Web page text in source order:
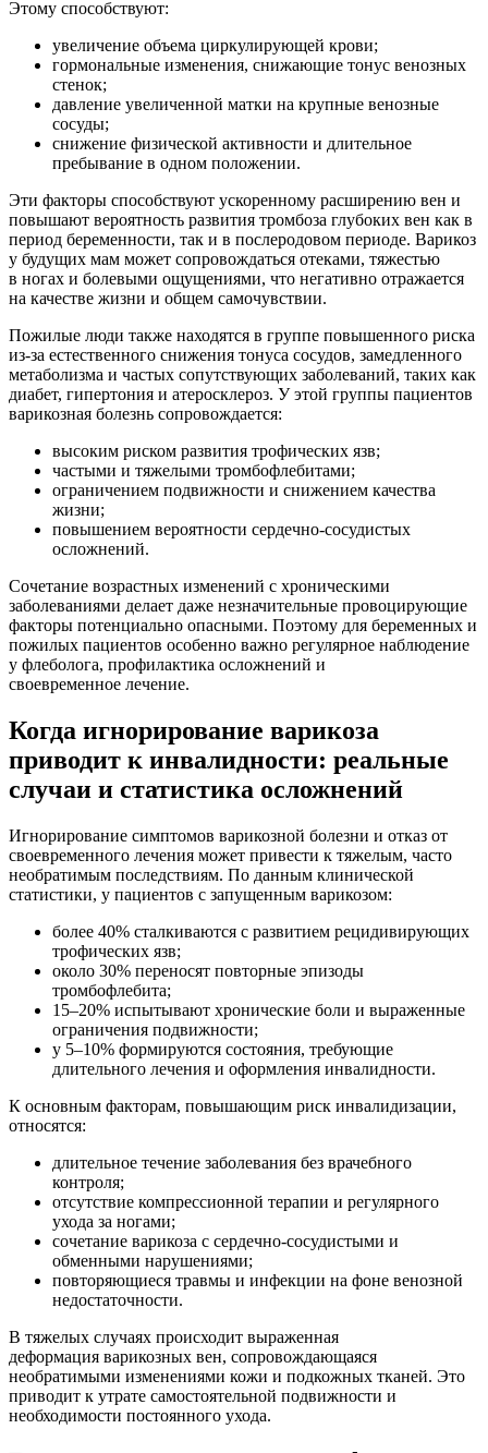
Этому способствуют:
увеличение объема циркулирующей крови;
гормональные изменения, снижающие тонус венозных
стенок;
давление увеличенной матки на крупные венозные
сосуды;
снижение физической активности и длительное
пребывание в одном положении.
Эти факторы способствуют ускоренному расширению вен и
повышают вероятность развития тромбоза глубоких вен как в
период беременности, так и в послеродовом периоде. Варикоз
у будущих мам может сопровождаться отеками, тяжестью
в ногах и болевыми ощущениями, что негативно отражается
на качестве жизни и общем самочувствии.
Пожилые люди также находятся в группе повышенного риска
из-за естественного снижения тонуса сосудов, замедленного
метаболизма и частых сопутствующих заболеваний, таких как
диабет, гипертония и атеросклероз. У этой группы пациентов
варикозная болезнь сопровождается:
высоким риском развития трофических язв;
частыми и тяжелыми тромбофлебитами;
ограничением подвижности и снижением качества
жизни;
повышением вероятности сердечно-сосудистых
осложнений.
Сочетание возрастных изменений с хроническими
заболеваниями делает даже незначительные провоцирующие
факторы потенциально опасными. Поэтому для беременных и
пожилых пациентов особенно важно регулярное наблюдение
у флеболога, профилактика осложнений и
своевременное лечение.
Когда игнорирование варикоза
приводит к инвалидности: реальные
случаи и статистика осложнений
Игнорирование симптомов варикозной болезни и отказ от
своевременного лечения может привести к тяжелым, часто
необратимым последствиям. По данным клинической
статистики, у пациентов с запущенным варикозом:
более 40% сталкиваются с развитием рецидивирующих
трофических язв;
около 30% переносят повторные эпизоды
тромбофлебита;
15–20% испытывают хронические боли и выраженные
ограничения подвижности;
у 5–10% формируются состояния, требующие
длительного лечения и оформления инвалидности.
К основным факторам, повышающим риск инвалидизации,
относятся:
длительное течение заболевания без врачебного
контроля;
отсутствие компрессионной терапии и регулярного
ухода за ногами;
сочетание варикоза с сердечно-сосудистыми и
обменными нарушениями;
повторяющиеся травмы и инфекции на фоне венозной
недостаточности.
В тяжелых случаях происходит выраженная
деформация варикозных вен, сопровождающаяся
необратимыми изменениями кожи и подкожных тканей. Это
приводит к утрате самостоятельной подвижности и
необходимости постоянного ухода.